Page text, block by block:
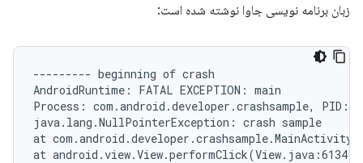
زبان برنامه نویسی جاوا نوشته شده است:
--------- beginning of crash
AndroidRuntime: FATAL EXCEPTION: main
Process: com.android.developer.crashsample, PID:
java.lang.NullPointerException: crash sample
at
at android.view.View.performClick(View.java:6134)